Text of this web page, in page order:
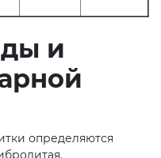
и
определяются